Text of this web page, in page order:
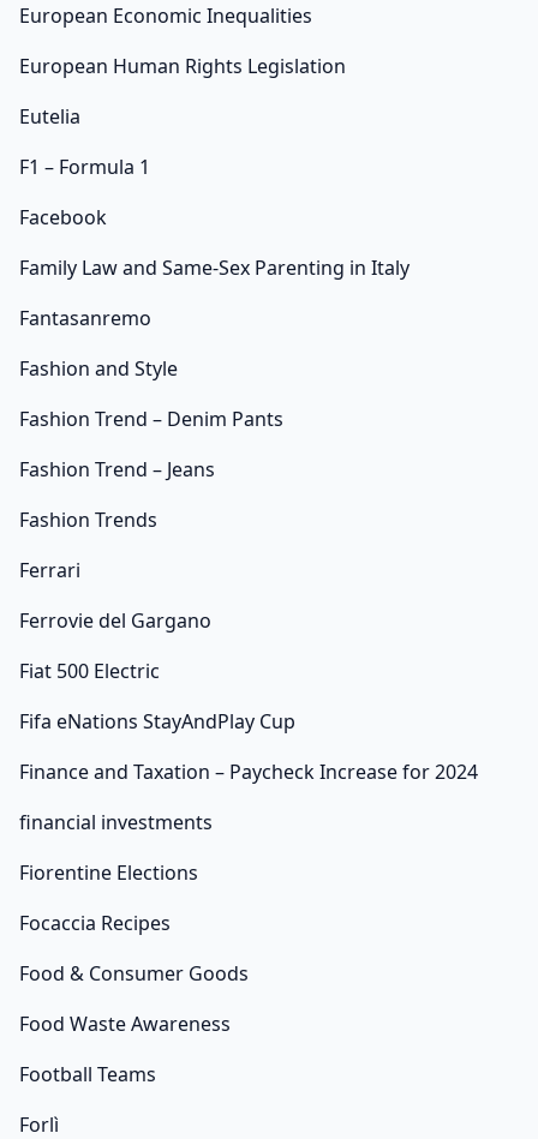
European Economic Inequalities
European Human Rights Legislation
Eutelia
F1 – Formula 1
Facebook
Family Law and Same-Sex Parenting in Italy
Fantasanremo
Fashion and Style
Fashion Trend – Denim Pants
Fashion Trend – Jeans
Fashion Trends
Ferrari
Ferrovie del Gargano
Fiat 500 Electric
Fifa eNations StayAndPlay Cup
Finance and Taxation – Paycheck Increase for 2024
financial investments
Fiorentine Elections
Focaccia Recipes
Food & Consumer Goods
Food Waste Awareness
Football Teams
Forlì